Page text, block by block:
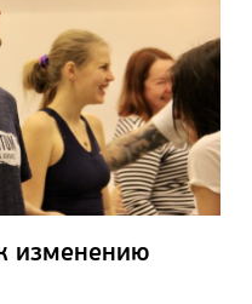
изменению